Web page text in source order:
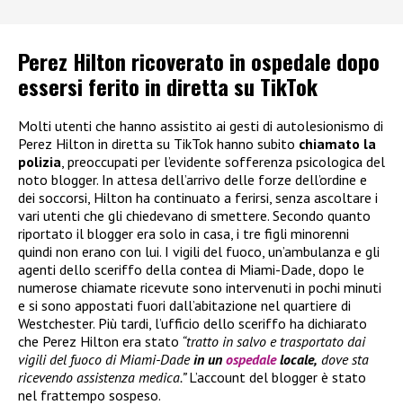
Perez Hilton ricoverato in ospedale dopo
essersi ferito in diretta su TikTok
Molti utenti che hanno assistito ai gesti di autolesionismo di
Perez Hilton in diretta su TikTok hanno subito chiamato la
polizia , preoccupati per l’evidente sofferenza psicologica del
noto blogger. In attesa dell’arrivo delle forze dell’ordine e
dei soccorsi, Hilton ha continuato a ferirsi, senza ascoltare i
vari utenti che gli chiedevano di smettere. Secondo quanto
riportato il blogger era solo in casa, i tre figli minorenni
quindi non erano con lui. I vigili del fuoco, un’ambulanza e gli
agenti dello sceriffo della contea di Miami-Dade, dopo le
numerose chiamate ricevute sono intervenuti in pochi minuti
e si sono appostati fuori dall’abitazione nel quartiere di
Westchester. Più tardi, l’ufficio dello sceriffo ha dichiarato
che Perez Hilton era stato “tratto in salvo e trasportato dai
vigili del fuoco di Miami-Dadein un ospedalelocale, dove sta
ricevendo assistenza medica.”L’account del blogger è stato
nel frattempo sospeso.